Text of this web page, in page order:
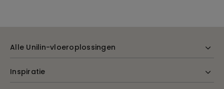
Alle Unilin-vloeroplossingen
Inspiratie